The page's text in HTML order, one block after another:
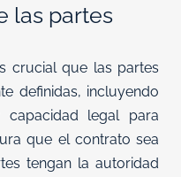
las partes
crucial que las partes
definidas, incluyendo
legal para
que el contrato sea
tengan la autoridad